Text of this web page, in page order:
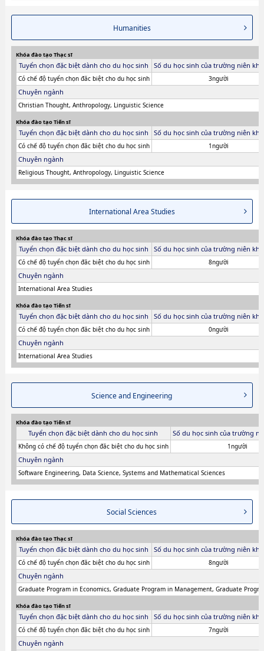
Humanities
Khóa đào tạo Thạc sĩ
Tuyển chọn đặc biệt dành cho du học sinh Số du học sinh của trường niên
Có chế độ tuyển chọn đăc biệt cho du học sinh 3người
Chuyên ngành
Christian Thought, Anthropology, Linguistic Science
Khóa đào tạo Tiến sĩ
Tuyển chọn đặc biệt dành cho du học sinh Số du học sinh của trường niên
Có chế độ tuyển chọn đăc biệt cho du học sinh 1người
Chuyên ngành
Religious Thought, Anthropology, Linguistic Science
International Area Studies
Khóa đào tạo Thạc sĩ
Tuyển chọn đặc biệt dành cho du học sinh Số du học sinh của trường niên
Có chế độ tuyển chọn đăc biệt cho du học sinh 8người
Chuyên ngành
International Area Studies
Khóa đào tạo Tiến sĩ
Tuyển chọn đặc biệt dành cho du học sinh Số du học sinh của trường niên
Có chế độ tuyển chọn đăc biệt cho du học sinh 0người
Chuyên ngành
International Area Studies
Science and Engineering
Khóa đào tạo Tiến sĩ
Tuyển chọn đặc biệt dành cho du học sinh Số du học sinh của trường
Không có chế độ tuyển chọn đăc biệt cho du học sinh 1người
Chuyên ngành
Software Engineering, Data Science, Systems and Mathematical Sciences
Social Sciences
Khóa đào tạo Thạc sĩ
Tuyển chọn đặc biệt dành cho du học sinh Số du học sinh của trường niên
Có chế độ tuyển chọn đăc biệt cho du học sinh 8người
Chuyên ngành
Graduate Program in Economics, Graduate Program in Management, Graduate
Khóa đào tạo Tiến sĩ
Tuyển chọn đặc biệt dành cho du học sinh Số du học sinh của trường niên
Có chế độ tuyển chọn đăc biệt cho du học sinh 7người
Chuyên ngành